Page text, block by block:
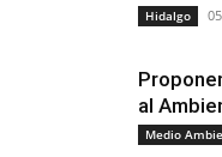
Hidalgo
al
Medio